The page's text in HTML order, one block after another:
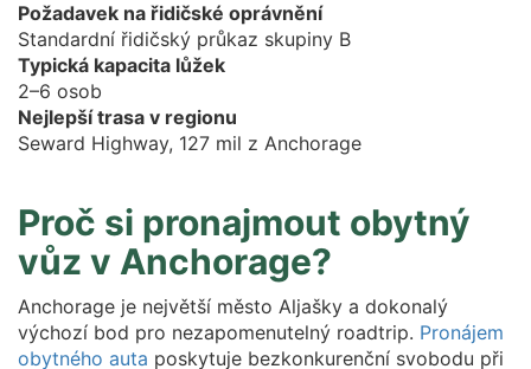
Požadavek na řidičské oprávnění
Standardní řidičský průkaz skupiny B
Typická kapacita lůžek
2–6 osob
Nejlepší trasa v regionu
Seward Highway, 127 mil z Anchorage
Proč si pronajmout obytný
vůz v Anchorage?
Anchorage je největší město Aljašky a dokonalý
výchozí bod pro nezapomenutelný roadtrip. Pronájem
obytného auta poskytuje bezkonkurenční svobodu při